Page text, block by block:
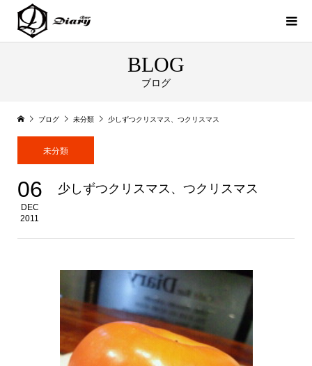
BLOG
ブログ
ブログ 未分類 少しずつクリスマス、つクリスマス
未分類
06
DEC
2011
少しずつクリスマス、つクリスマス